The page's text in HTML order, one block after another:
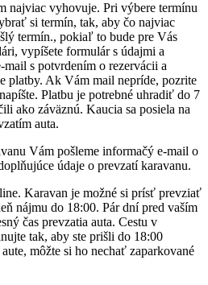
najviac vyhovuje. Pri výbere termínu
si termín, tak, aby čo najviac
termín., pokiaľ to bude pre Vás
vypíšete formulár s údajmi a
s potvrdením o rezervácii a
platby. Ak Vám mail nepríde, pozrite
Platbu je potrebné uhradiť do 7
ako záväznú. Kaucia sa posiela na
auta.
Vám pošleme informačý e-mail o
údaje o prevzatí karavanu.
Karavan je možné si prísť prevziať
nájmu do 18:00. Pár dní pred vaším
čas prevzatia auta. Cestu v
tak, aby ste prišli do 18:00
môžte si ho nechať zaparkované